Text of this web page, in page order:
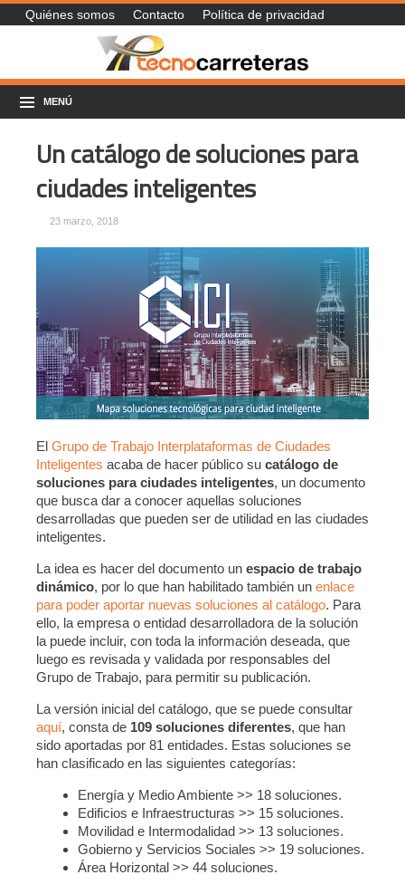
Quiénes somos Contacto Política de privacidad
MENÚ
Un catálogo de soluciones para
ciudades inteligentes
23 marzo, 2018
El Grupo de Trabajo Interplataformas de Ciudades
Inteligentes acaba de hacer público su catálogo de
soluciones para ciudades inteligentes, un documento
que busca dar a conocer aquellas soluciones
desarrolladas que pueden ser de utilidad en las ciudades
inteligentes.
La idea es hacer del documento un espacio de trabajo
dinámico, por lo que han habilitado también un enlace
para poder aportar nuevas soluciones al catálogo. Para
ello, la empresa o entidad desarrolladora de la solución
la puede incluir, con toda la información deseada, que
luego es revisada y validada por responsables del
Grupo de Trabajo, para permitir su publicación.
La versión inicial del catálogo, que se puede consultar
aquí, consta de 109 soluciones diferentes, que han
sido aportadas por 81 entidades. Estas soluciones se
han clasificado en las siguientes categorías:
Energía y Medio Ambiente >> 18 soluciones.
Edificios e Infraestructuras >> 15 soluciones.
Movilidad e Intermodalidad >> 13 soluciones.
Gobierno y Servicios Sociales >> 19 soluciones.
Área Horizontal >> 44 soluciones.